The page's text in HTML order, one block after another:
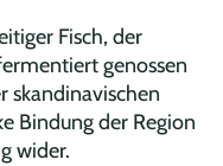
Fisch, der
genossen
skandinavischen
Bindung der Region
wider.